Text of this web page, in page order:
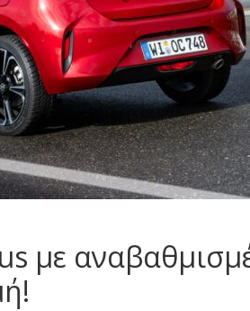
με